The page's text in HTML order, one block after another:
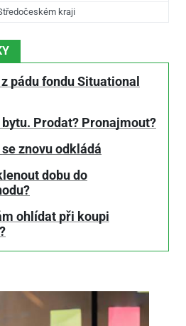
kraji
pádu fondu Situational
Prodat? Pronajmout?
znovu odkládá
dobu do
ohlídat při koupi